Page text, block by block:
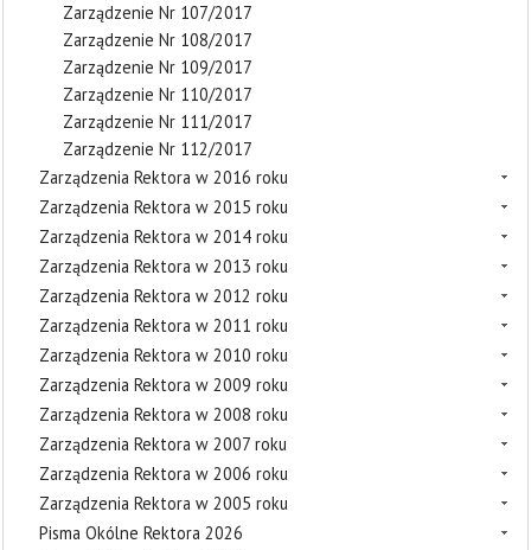
Zarządzenie Nr 107/2017
Zarządzenie Nr 108/2017
Zarządzenie Nr 109/2017
Zarządzenie Nr 110/2017
Zarządzenie Nr 111/2017
Zarządzenie Nr 112/2017
Zarządzenia Rektora w 2016 roku
Zarządzenia Rektora w 2015 roku
Zarządzenia Rektora w 2014 roku
Zarządzenia Rektora w 2013 roku
Zarządzenia Rektora w 2012 roku
Zarządzenia Rektora w 2011 roku
Zarządzenia Rektora w 2010 roku
Zarządzenia Rektora w 2009 roku
Zarządzenia Rektora w 2008 roku
Zarządzenia Rektora w 2007 roku
Zarządzenia Rektora w 2006 roku
Zarządzenia Rektora w 2005 roku
Pisma Okólne Rektora 2026